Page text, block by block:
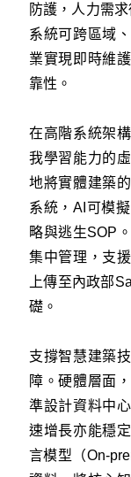
防護，人力需
系統可跨區域
業實現即時維
靠性。
在高階系統架
我學習能力的
地將實體建築
系統，AI可模
略與逃生SOP
集中管理，支
上傳至內政部
礎。
支撐智慧建築
障。硬體層面
準設計資料中
速增長亦能穩
言模型（On-